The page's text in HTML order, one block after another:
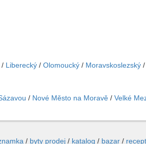
/ Liberecký / Olomoucký / Moravskoslezský /
/ Nové Město na Moravě / Velké
/ byty prodej / katalog / bazar /